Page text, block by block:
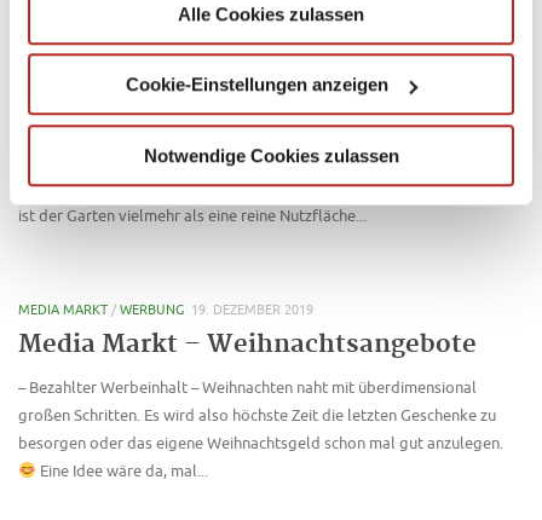
Alle Cookies zulassen
Cookie-Einstellungen anzeigen
Notwendige Cookies zulassen
WERBUNG 7. APRIL 2020
Gartenmöbel von Outdoor für das Leben
im Freien
Willkommen in der Welt des Gartens. Schaffen Sie mit Gartenmöbeln
von Outdoor, Entspannungsräume und Lebenswelten ganz nach Ihren
persönlichen Vorstellungen und Wüschen unter freiem Himmel! Längst
ist der Garten vielmehr als eine reine Nutzfläche...
MEDIA MARKT / WERBUNG 19. DEZEMBER 2019
Media Markt – Weihnachtsangebote
– Bezahlter Werbeinhalt – Weihnachten naht mit überdimensional
großen Schritten. Es wird also höchste Zeit die letzten Geschenke zu
besorgen oder das eigene Weihnachtsgeld schon mal gut anzulegen.
Eine Idee wäre da, mal...